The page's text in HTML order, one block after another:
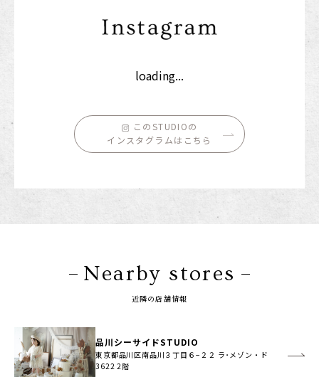
loading...
このSTUDIOの
インスタグラムはこちら
Nearby stores
近隣の店舗情報
品川シーサイドSTUDIO
東京都品川区南品川３丁目６−２２ ラ･メゾン・ド
3622 2階